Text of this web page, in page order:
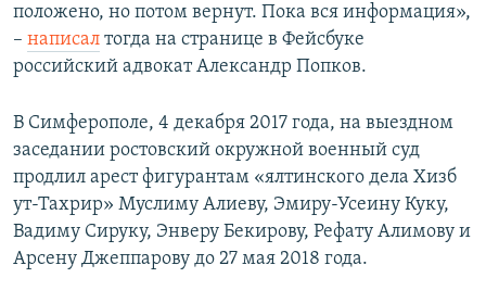
положено, но потом вернут. Пока вся информация»,
– написал тогда на странице в Фейсбуке
российский адвокат Александр Попков.
В Симферополе, 4 декабря 2017 года, на выездном
заседании ростовский окружной военный суд
продлил арест фигурантам «ялтинского дела Хизб
ут-Тахрир» Муслиму Алиеву, Эмиру-Усеину Куку,
Вадиму Сируку, Энверу Бекирову, Рефату Алимову и
Арсену Джеппарову до 27 мая 2018 года.